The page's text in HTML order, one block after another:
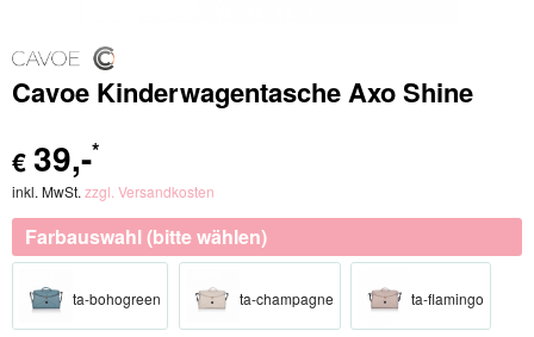
Cavoe Kinderwagentasche Axo Shine
€ 39,-*
inkl. MwSt. zzgl. Versandkosten
Farbauswahl (bitte wählen)
ta-bohogreen ta-champagne ta-flamingo